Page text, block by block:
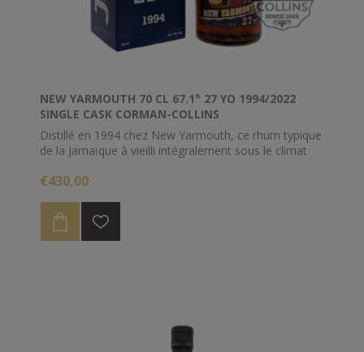
NEW YARMOUTH 70 CL 67.1° 27 YO 1994/2022
SINGLE CASK CORMAN-COLLINS
Distillé en 1994 chez New Yarmouth, ce rhum typique
de la Jamaïque à vieilli intégralement sous le climat
€430,00